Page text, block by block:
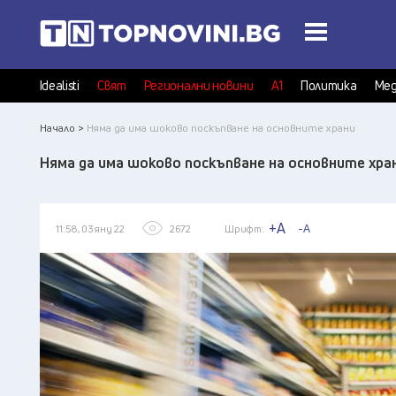
Idealisti Свят Регионални новини А1 Политика
Начало > Няма да има шоково поскъпване на основните храни
Няма да има шоково поскъпване на основните
11:58, 03 яну 22 2672 Шрифт: +A -A